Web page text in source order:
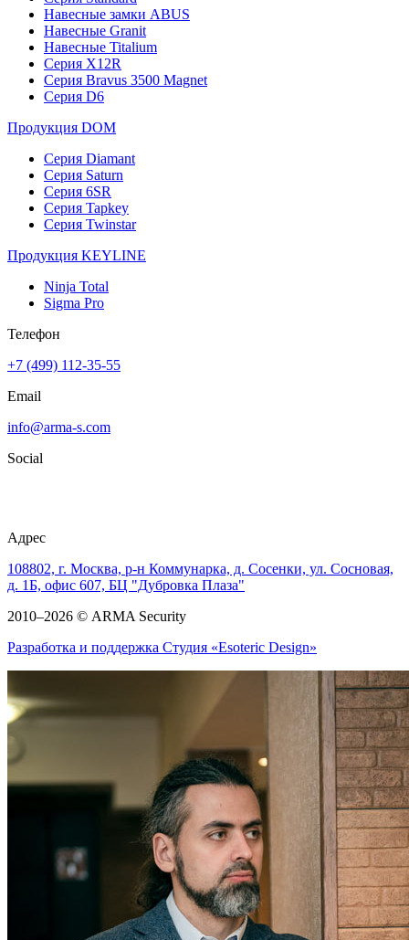
Навесные замки ABUS
Навесные Granit
Навесные Titalium
Серия X12R
Серия Bravus 3500 Magnet
Серия D6
Продукция DOM
Серия Diamant
Серия Saturn
Серия 6SR
Серия Tapkey
Серия Twinstar
Продукция KEYLINE
Ninja Total
Sigma Pro
Телефон
+7 (499) 112-35-55
Email
info@arma-s.com
Social
Адрес
108802, г. Москва, р-н Коммунарка, д. Сосенки, ул. Сосновая,
д. 1Б, офис 607, БЦ "Дубровка Плаза"
2010–2026 © ARMA Security
Разработка и поддержка Студия «Esoteric Design»